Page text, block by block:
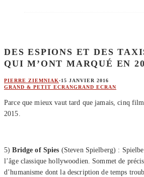
DES ESPIONS ET DES
QUI M’ONT MARQUÉ EN
PIERRE ZIEMNIAK·15 JANVIER 2016
GRAND & PETIT ECRANGRAND ECRAN
Parce que mieux vaut tard que jamais, cinq
2015.
5)Bridge of Spies (Steven Spielberg) :
l’âge classique hollywoodien. Sommet de
d’humanisme dont la description de temps